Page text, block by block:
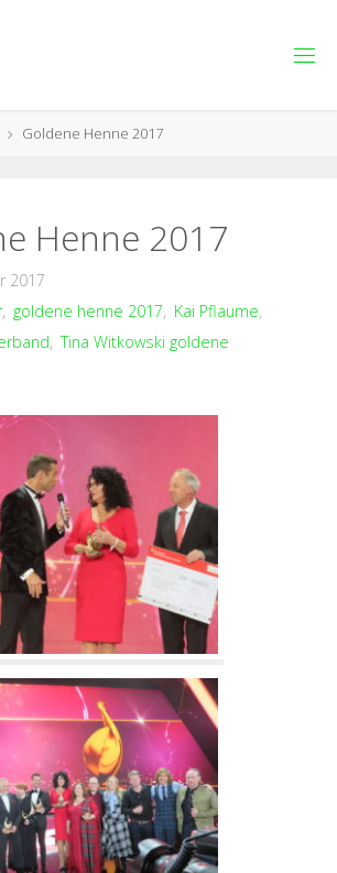
Goldene Henne 2017
Henne 2017
2017
, goldene henne 2017, Kai Pflaume,
, Tina Witkowski goldene